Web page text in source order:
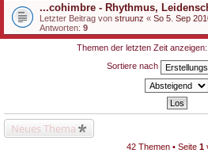
...cohimbre - Rhythmus,
Letzter Beitrag von struunz « So 5. Sep
Antworten: 9
Themen der letzten Zeit anzeigen:
Sortiere nach
Neues Thema
42 Themen • Seite 1